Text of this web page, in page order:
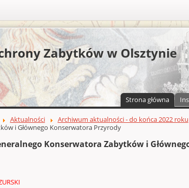
Zabytków w Olsztynie
Strona główna
Aktualności Archiwum aktualności - do końca 2022 roku
i Głównego Konserwatora Przyrody
Konserwatora Zabytków i